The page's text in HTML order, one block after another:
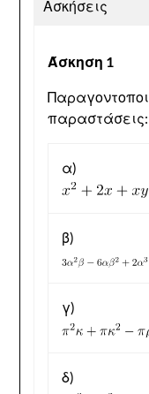
Ασκήσεις
Άσκηση 1
παραστάσεις:
α)
β)
γ)
δ)